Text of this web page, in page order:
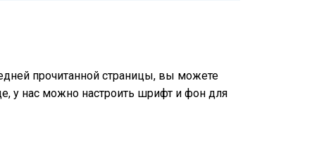
прочитанной страницы, вы можете
у нас можно настроить шрифт и фон для